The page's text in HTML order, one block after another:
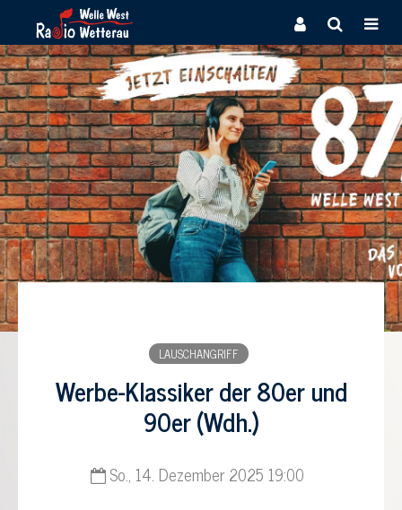
LAUSCHANGRIFF
Werbe-Klassiker der 80er und
90er (Wdh.)
So., 14. Dezember 2025 19:00